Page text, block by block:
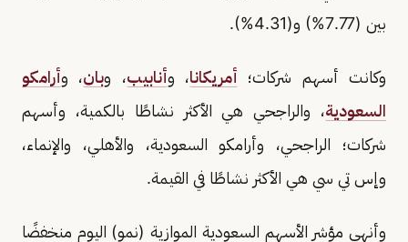
بين (7.77%) و(4.31%).
وكانت أسهم شركات؛ أمريكانا، وأنابيب، وبان، وأرامكو
السعودية، والراجحي هي الأكثر نشاطًا بالكمية، وأسهم
شركات؛ الراجحي، وأرامكو السعودية، والأهلي، والإنماء،
وإس تي سي هي الأكثر نشاطًا في القيمة.
وأنهى مؤشر الأسهم السعودية الموازية (نمو) اليوم منخفضًا